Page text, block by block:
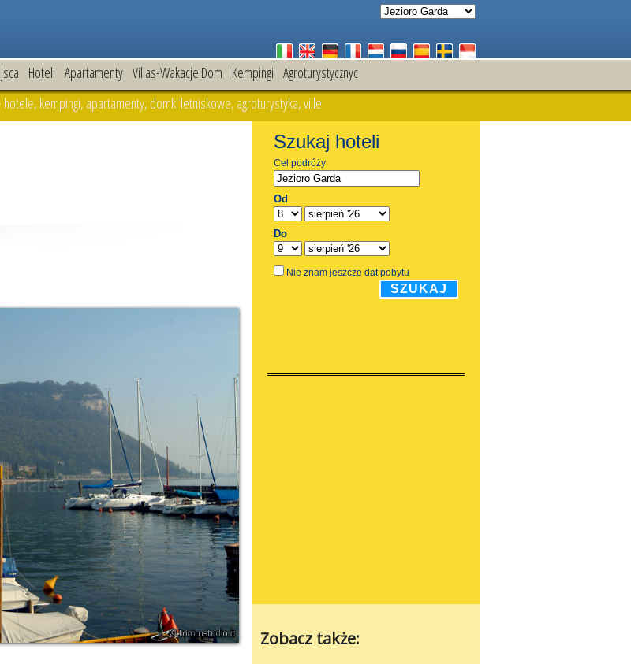
Hoteli Apartamenty Villas-Wakacje Dom Kempingi Agroturystycznyc
kempingi, apartamenty, domki letniskowe, agroturystyka, ville
Zobacz także: